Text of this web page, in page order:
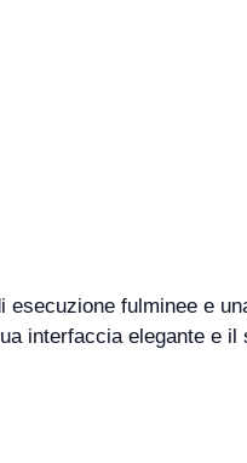
fulminee e
interfaccia elegante e